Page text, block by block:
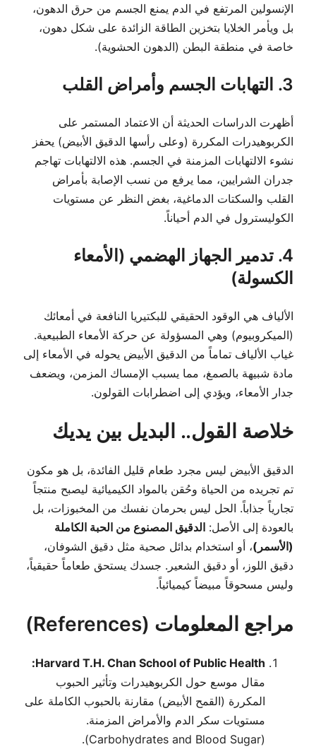
الإنسولين المرتفع في الدم يمنع الجسم من حرق الدهون،
بل ويأمر الخلايا بتخزين الطاقة الزائدة على شكل دهون،
خاصة في منطقة البطن (الدهون الحشوية).
3. التهابات الجسم وأمراض القلب
أظهرت الدراسات الحديثة أن الاعتماد المستمر على
الكربوهيدرات المكررة (وعلى رأسها الدقيق الأبيض) يحفز
نشوء الالتهابات المزمنة في الجسم. هذه الالتهابات تهاجم
جدران الشرايين، مما يرفع من نسب الإصابة بأمراض
القلب والسكتات الدماغية، بغض النظر عن مستويات
الكوليسترول في الدم أحياناً.
4. تدمير الجهاز الهضمي (الأمعاء
الكسولة)
الألياف هي الوقود الحقيقي للبكتيريا النافعة في أمعائك
(الميكروبيوم) وهي المسؤولة عن حركة الأمعاء الطبيعية.
غياب الألياف تماماً من الدقيق الأبيض يحوله في الأمعاء إلى
مادة شبيهة بالصمغ، مما يسبب الإمساك المزمن، ويضعف
جدار الأمعاء، ويؤدي إلى اضطرابات القولون.
خلاصة القول.. البديل بين يديك
الدقيق الأبيض ليس مجرد طعام قليل الفائدة، بل هو مكون
تم تجريده من الحياة وحُقن بالمواد الكيميائية ليصبح منتجاً
تجارياً جذاباً. الحل ليس بحرمان نفسك من المخبوزات، بل
بالعودة إلى الأصل: الدقيق المصنوع من الحبة الكاملة
(الأسمر)، أو استخدام بدائل صحية مثل دقيق الشوفان،
دقيق اللوز، أو دقيق الشعير. جسدك يستحق طعاماً حقيقياً،
وليس مسحوقاً مبيضاً كيميائياً.
مراجع المعلومات (References)
Harvard T.H. Chan School of Public Health:
مقال موسع حول الكربوهيدرات وتأثير الحبوب
المكررة (القمح الأبيض) مقارنة بالحبوب الكاملة على
مستويات سكر الدم والأمراض المزمنة.
(Carbohydrates and Blood Sugar)
.